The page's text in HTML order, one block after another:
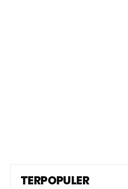
TERPOPULER